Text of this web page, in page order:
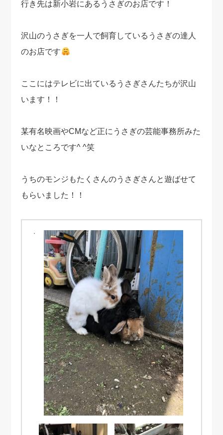
行き先は新小岩にあるうさぎのお店です！
沢山のうさぎを一人で飼育しているうさぎの達人
のお店です
ここにはテレビに出ているうさぎさんたちが沢山
います！！
某有名映画やCMなど正にうさぎの芸能事務所みた
いなところです^ ^笑
うちのモンジもたくさんのうさぎさんと遊ばせて
もらいました！！